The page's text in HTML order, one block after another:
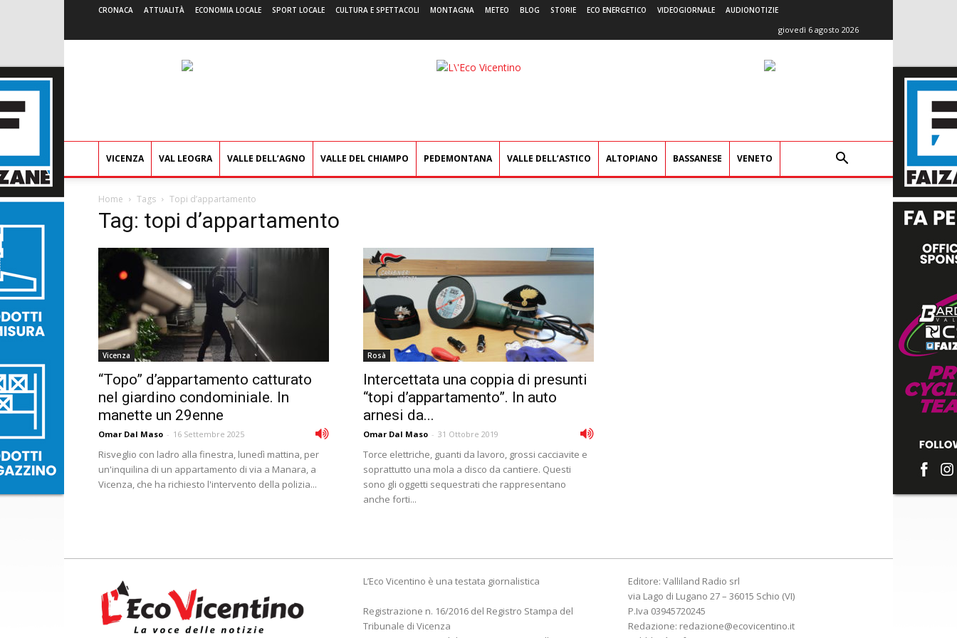
CRONACA ATTUALITÀ ECONOMIA LOCALE SPORT LOCALE CULTURA E SPETTACOLI MONTAGNA METEO BLOG STORIE ECO ENERGETICO VIDEOGIORNALE AUDIONOTIZIE
giovedì 6 agosto 2026
L'Eco
VICENZA VAL LEOGRA VALLE DELL’AGNO VALLE DEL CHIAMPO PEDEMONTANA VALLE DELL’ASTICO ALTOPIANO BASSANESE VENETO
Home Tags Topi d’appartamento
Tag: topi d’appartamento
Vicenza
“Topo” d’appartamento catturato
nel giardino condominiale. In
manette un 29enne
Omar Dal Maso - 16 Settembre 2025
Risveglio con ladro alla finestra, lunedì mattina, per
un'inquilina di un appartamento di via a Manara, a
Vicenza, che ha richiesto l'intervento della polizia...
Rosà
Intercettata una coppia di presunti
“topi d’appartamento”. In auto
arnesi da...
Omar Dal Maso - 31 Ottobre 2019
Torce elettriche, guanti da lavoro, grossi cacciavite e
soprattutto una mola a disco da cantiere. Questi
sono gli oggetti sequestrati che rappresentano
anche forti...
L’Eco Vicentino è una testata giornalistica
Registrazione n. 16/2016 del Registro Stampa del
Tribunale di Vicenza
Editore: Valliland Radio srl
via Lago di Lugano 27 – 36015 Schio (VI)
P.Iva 03945720245
Redazione: redazione@ecovicentino.it